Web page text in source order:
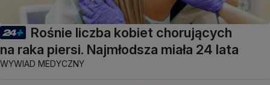
Rośnie liczba kobiet chorujących
na raka piersi. Najmłodsza miała 24 lata
WYWIAD MEDYCZNY